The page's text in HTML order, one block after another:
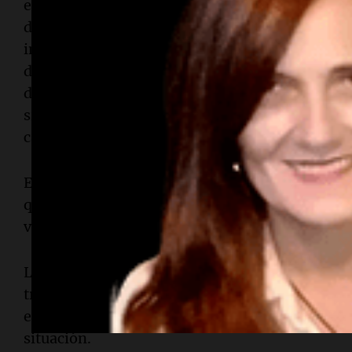
enviaron sus condolencias a la familia
destacaron que "Patricio fue parte de nuestra
imborrable por su pasión, compromiso y
de Gerardo y su acompañante, genera una
del automovilismo", añadiendo que "Patricio y
siempre en nuestros recuerdos, formando parte
categoría y de cada uno de quienes
El accidente se produjo el viernes, en medio de
que complicaban la visibilidad y el estado de la
vial santafesino.
Las causas exactas del choque aún están bajo
trabajan para reconstruir la mecánica del
efectivos policiales de diversas áreas acudieron
situación.